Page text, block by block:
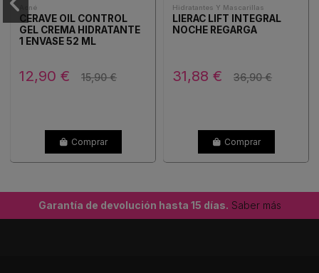
Acné
CERAVE OIL CONTROL
GEL CREMA HIDRATANTE
1 ENVASE 52 ML
12,90 € 15,90 €
Comprar
Hidratantes Y Mascarillas
LIERAC LIFT INTEGRAL
NOCHE REGARGA
31,88 € 36,90 €
Comprar
Garantía de devolución hasta 15 días. Saber más